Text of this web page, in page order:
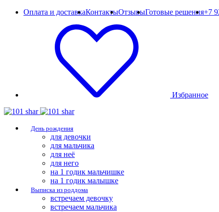
Оплата и доставкаКонтактыОтзывыГотовые решения+7
Избранное
День рождения
для девочки
для мальчика
для неё
для него
на 1 годик мальчишке
на 1 годик малышке
Выписка из роддома
встречаем девочку
встречаем мальчика